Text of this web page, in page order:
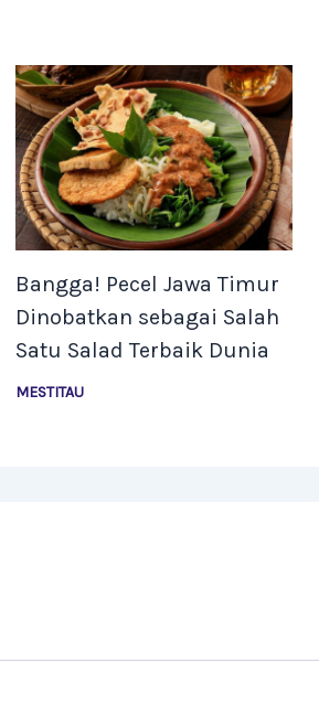
Bangga! Pecel Jawa Timur
Dinobatkan sebagai Salah
Satu Salad Terbaik Dunia
MESTITAU